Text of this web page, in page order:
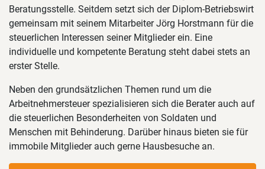
Beratungsstelle. Seitdem setzt sich der Diplom-Betriebswirt
gemeinsam mit seinem Mitarbeiter Jörg Horstmann für die
steuerlichen Interessen seiner Mitglieder ein. Eine
individuelle und kompetente Beratung steht dabei stets an
erster Stelle.
Neben den grundsätzlichen Themen rund um die
Arbeitnehmersteuer spezialisieren sich die Berater auch auf
die steuerlichen Besonderheiten von Soldaten und
Menschen mit Behinderung. Darüber hinaus bieten sie für
immobile Mitglieder auch gerne Hausbesuche an.